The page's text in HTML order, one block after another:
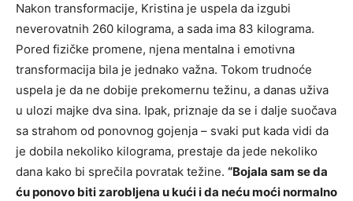
Nakon transformacije, Kristina je uspela da izgubi
neverovatnih 260 kilograma, a sada ima 83 kilograma.
Pored fizičke promene, njena mentalna i emotivna
transformacija bila je jednako važna. Tokom trudnoće
uspela je da ne dobije prekomernu težinu, a danas uživa
u ulozi majke dva sina. Ipak, priznaje da se i dalje suočava
sa strahom od ponovnog gojenja – svaki put kada vidi da
je dobila nekoliko kilograma, prestaje da jede nekoliko
dana kako bi sprečila povratak težine. “Bojala sam se da
ću ponovo biti zarobljena u kući i da neću moći normalno